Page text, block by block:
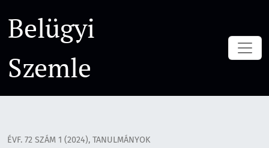
Belügyi
Szemle
ÉVF. 72 SZÁM 1 (2024), TANULMÁNYOK